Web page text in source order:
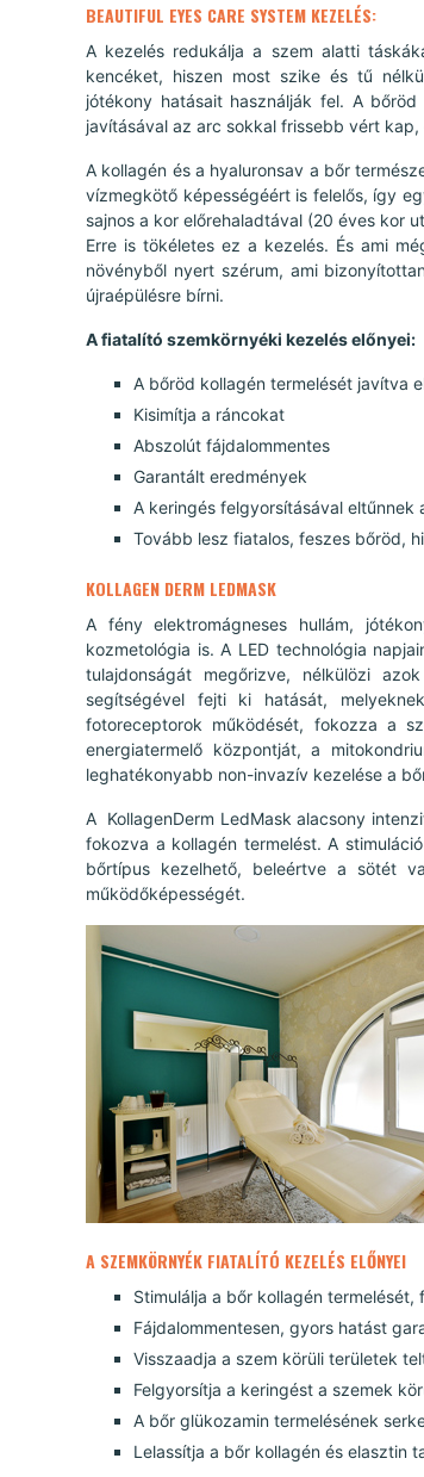
BEAUTIFUL EYES CARE SYSTEM KEZELÉS:
A kezelés redukálja a szem alatti
kencéket, hiszen most szike és tű
jótékony hatásait használják fel. A
javításával az arc sokkal frissebb vért
A kollagén és a hyaluronsav a bőr
vízmegkötő képességéért is felelős, így
sajnos a kor előrehaladtával (20 éves kor
Erre is tökéletes ez a kezelés. És ami
növényből nyert szérum, ami
újraépülésre bírni.
A fiatalító szemkörnyéki kezelés előnyei:
A bőröd kollagén termelését javítva
Kisimítja a ráncokat
Abszolút fájdalommentes
Garantált eredmények
A keringés felgyorsításával eltűnnek
Tovább lesz fiatalos, feszes bőröd,
KOLLAGEN DERM LEDMASK
A fény elektromágneses hullám,
kozmetológia is. A LED technológia
tulajdonságát megőrizve, nélkülözi
segítségével fejti ki hatását,
fotoreceptorok működését, fokozza a
energiatermelő központját, a
leghatékonyabb non-invazív kezelése a
A KollagenDerm LedMask alacsony
fokozva a kollagén termelést. A
bőrtípus kezelhető, beleértve a sötét
működőképességét.
A SZEMKÖRNYÉK FIATALÍTÓ KEZELÉS ELŐNYEI
Stimulálja a bőr kollagén
Fájdalommentesen, gyors hatást
Visszaadja a szem körüli területek
Felgyorsítja a keringést a szemek
A bőr glükozamin termelésének
Lelassítja a bőr kollagén és elasztin